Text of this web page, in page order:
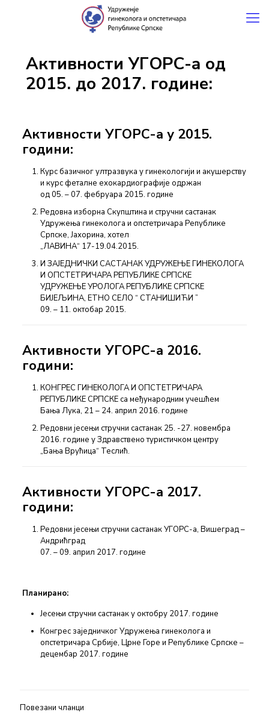
Активности УГОРС-а од
2015. до 2017. године:
Активности УГОРС-а у 2015.
години:
Курс базичног ултразвука у гинекологији и акушерству
и курс феталне ехокардиографије одржан
од 05. – 07. фебруара 2015. године
Редовна изборна Скупштина и стручни састанак
Удружења гинеколога и опстетричара Републике
Српске, Јахорина, хотел
„ЛАВИНА“ 17-19.04.2015.
И ЗАЈЕДНИЧКИ САСТАНАК УДРУЖЕЊЕ ГИНЕКОЛОГА
И ОПСТЕТРИЧАРА РЕПУБЛИКЕ СРПСКЕ
УДРУЖЕЊЕ УРОЛОГА РЕПУБЛИКЕ СРПСКЕ
БИЈЕЉИНА, ЕТНО СЕЛО “ СТАНИШИЋИ ”
09. – 11. октобар 2015.
Активности УГОРС-а 2016.
години:
КОНГРЕС ГИНЕКОЛОГА И ОПСТЕТРИЧАРА
РЕПУБЛИКЕ СРПСКЕ са међународним учешћем
Бања Лука, 21 – 24. април 2016. године
Редовни јесењи стручни састанак 25. -27. новембра
2016. године у Здравствено туристичком центру
„Бања Врућица“ Теслић.
Активности УГОРС-а 2017.
години:
Редовни јесењи стручни састанак УГОРС-а, Вишеград –
Андрићград
07. – 09. април 2017. године
Планирано:
Јесењи стручни састанак у октобру 2017. године
Конгрес заједничког Удружења гинеколога и
опстетричара Србије, Црне Горе и Републике Српске –
децембар 2017. године
Повезани чланци